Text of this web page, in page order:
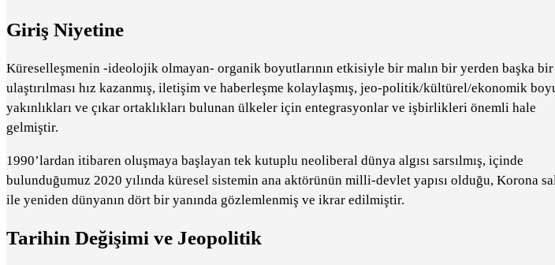
Giriş Niyetine
Küreselleşmenin -ideolojik olmayan- organik boyutlarının etkisiyle bir malın bir yerden başka bir
ulaştırılması hız kazanmış, iletişim ve haberleşme kolaylaşmış, jeo-politik/kültürel/ekonomik
yakınlıkları ve çıkar ortaklıkları bulunan ülkeler için entegrasyonlar ve işbirlikleri önemli hale
gelmiştir.
1990’lardan itibaren oluşmaya başlayan tek kutuplu neoliberal dünya algısı sarsılmış, içinde
bulunduğumuz 2020 yılında küresel sistemin ana aktörünün milli-devlet yapısı olduğu, Korona
ile yeniden dünyanın dört bir yanında gözlemlenmiş ve ikrar edilmiştir.
Tarihin Değişimi ve Jeopolitik